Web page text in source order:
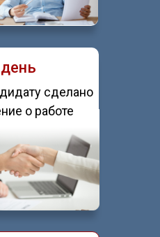
сделано
о работе